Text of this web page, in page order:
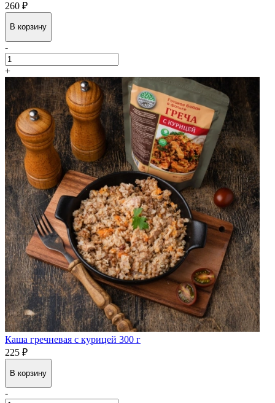
260 ₽
В корзину
-
+
Каша гречневая с курицей 300 г
225 ₽
В корзину
-